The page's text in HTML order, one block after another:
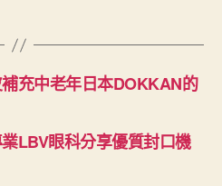
充中老年日本DOKKAN的
LBV眼科分享優質封口機